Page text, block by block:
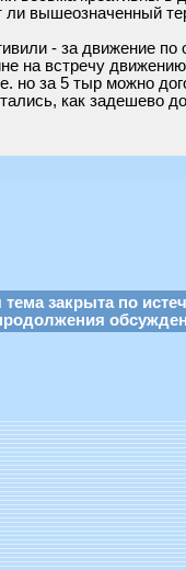
ли вышеозначенный
- за движение
на встречу
но за 5 тыр можно
как задешево
тема закрыта по